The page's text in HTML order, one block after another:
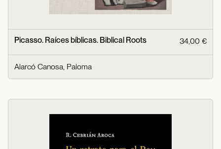
Picasso. Raíces bíblicas. Biblical Roots 34,00 €
Alarcó Canosa, Paloma